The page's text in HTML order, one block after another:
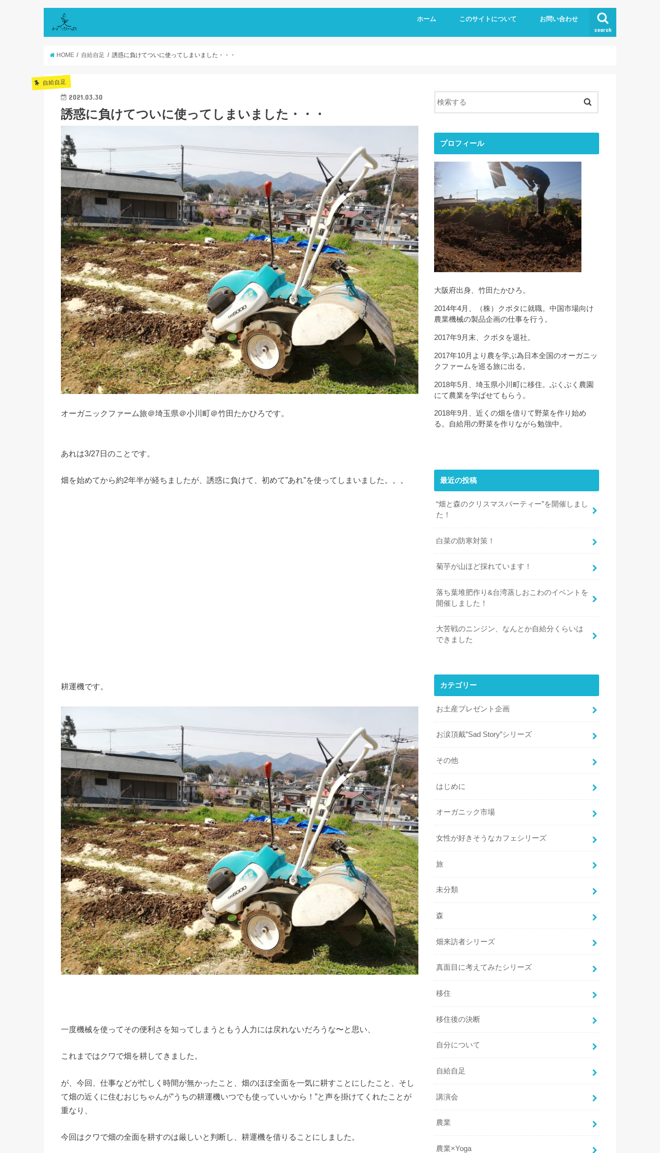
search
ホーム このサイトについて お問い合わせ
HOME 自給自足 誘惑に負けてついに使ってしまいました・・・
自給自足
2021.03.30
誘惑に負けてついに使ってしまいました・・・
オーガニックファーム旅＠埼玉県＠小川町＠竹田たかひろです。
あれは3/27日のことです。
畑を始めてから約2年半が経ちましたが、誘惑に負けて、初めて”あれ”を使ってしまいました。。。
耕運機です。
一度機械を使ってその便利さを知ってしまうともう人力には戻れないだろうな〜と思い、
これまではクワで畑を耕してきました。
が、今回、仕事などが忙しく時間が無かったこと、畑のほぼ全面を一気に耕すことにしたこと、そし
て畑の近くに住むおじちゃんが”うちの耕運機いつでも使っていいから！”と声を掛けてくれたことが
重なり、
今回はクワで畑の全面を耕すのは厳しいと判断し、耕運機を借りることにしました。
プロフィール
大阪府出身、竹田たかひろ。
2014年4月、（株）クボタに就職。中国市場向け
農業機械の製品企画の仕事を行う。
2017年9月末、クボタを退社。
2017年10月より農を学ぶ為日本全国のオーガニッ
クファームを巡る旅に出る。
2018年5月、埼玉県小川町に移住。ぶくぶく農園
にて農業を学ばせてもらう。
2018年9月、近くの畑を借りて野菜を作り始め
る。自給用の野菜を作りながら勉強中。
最近の投稿
“畑と森のクリスマスパーティー”を開催しまし
た！
白菜の防寒対策！
菊芋が山ほど採れています！
落ち葉堆肥作り&台湾蒸しおこわのイベントを
開催しました！
大苦戦のニンジン、なんとか自給分くらいは
できました
カテゴリー
お土産プレゼント企画
お涙頂戴”Sad Story”シリーズ
その他
はじめに
オーガニック市場
女性が好きそうなカフェシリーズ
旅
未分類
森
畑来訪者シリーズ
真面目に考えてみたシリーズ
移住
移住後の決断
自分について
自給自足
講演会
農業
農業×Yoga